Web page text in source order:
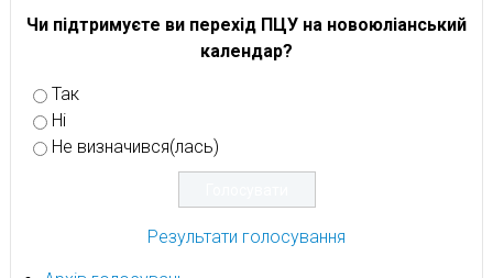
Чи підтримуєте ви перехід ПЦУ на новоюліанський
календар?
Так
Ні
Не визначився(лась)
Результати голосування